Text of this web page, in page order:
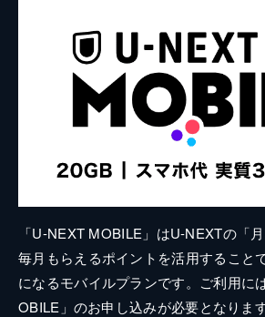
「U-NEXT MOBILE」はU-NEXTの「
毎月もらえるポイントを活用すること
になるモバイルプランです。ご利用に
OBILE」のお申し込みが必要となります